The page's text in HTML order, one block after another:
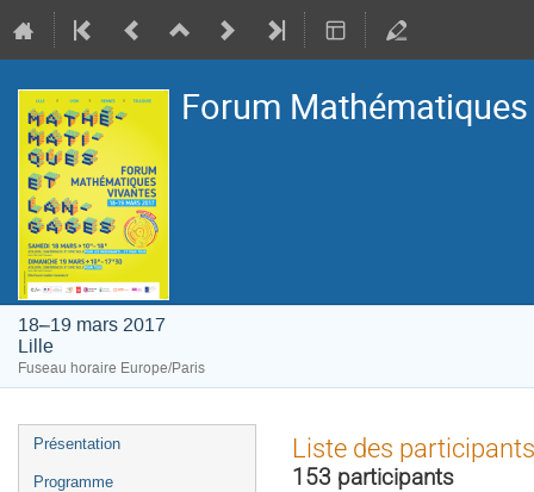
Forum
18–19 mars 2017
Lille
Fuseau horaire Europe/Paris
Menu
de
Présentation
Programme
Liste des participants
153 participants